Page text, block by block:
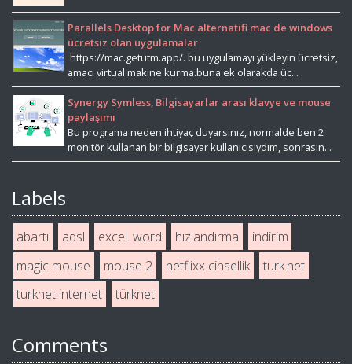
Parallels Desktop for Mac alternatifi mac de windows
ücretsiz olan uygulamalar
https://mac.getutm.app/. bu uygulamayı yükleyin ücretsiz,
amacı virtual makine kurma.buna ek olarakda üc...
Synergy Symless, Bilgisayarlar arası klavye ve mouse
paylaşımı
Bu programa neden ihtiyaç duyarsınız, normalde ben 2
monitör kullanan bir bilgisayar kullanıcısıydım, sonrasın...
Labels
abartı adsl excel. word hızlandırma
indirim
magic mouse
mouse 2 netflixx cinsellik
turk.net
turknet internet
türknet
Comments